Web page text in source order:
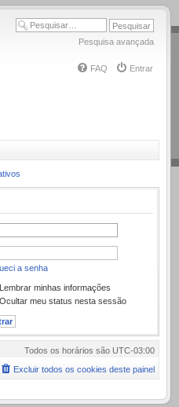
Pesquisa avançada
FAQ Entrar
a senha
Lembrar minhas informações
Ocultar meu status nesta sessão
Todos os horários são UTC-03:00
Excluir todos os cookies deste painel